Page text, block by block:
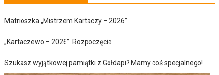
Matrioszka „Mistrzem Kartaczy – 2026”
„Kartaczewo – 2026”. Rozpoczęcie
Szukasz wyjątkowej pamiątki z Gołdapi? Mamy coś specjalnego!